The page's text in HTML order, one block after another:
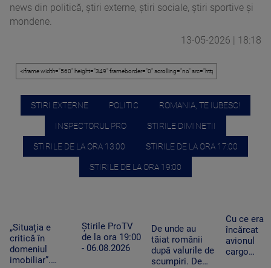
news din politică, știri externe, știri sociale, știri sportive și
mondene.
13-05-2026 | 18:18
STIRI EXTERNE POLITIC ROMANIA, TE IUBESC!
INSPECTORUL PRO STIRILE DIMINETII
STIRILE DE LA ORA 13:00 STIRILE DE LA ORA 17:00
STIRILE DE LA ORA 19:00
„Situația e
critică în
domeniul
imobiliar”.
Știrile ProTV
de la ora 19:00
- 06.08.2026
De unde au
tăiat românii
după valurile de
scumpiri. De
Cu ce era
încărcat
avionul
cargo